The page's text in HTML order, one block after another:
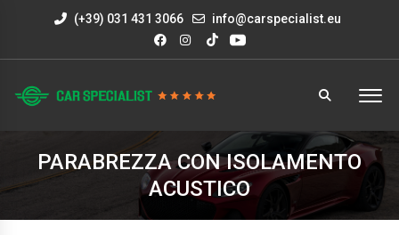
(+39) 031 431 3066 info@carspecialist.eu
PARABREZZA CON ISOLAMENTO
ACUSTICO